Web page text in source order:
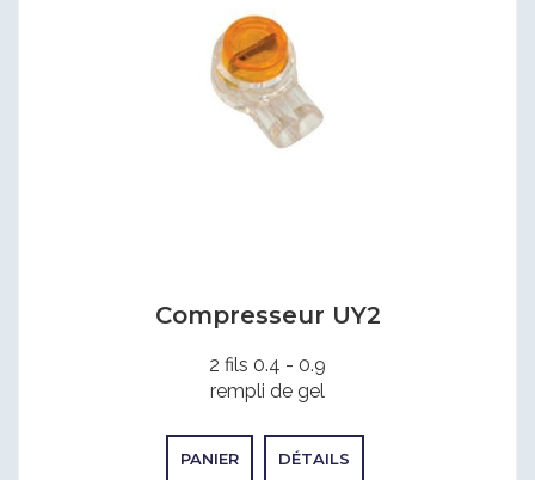
Compresseur UY2
2 fils 0.4 - 0.9
rempli de gel
PANIER DÉTAILS